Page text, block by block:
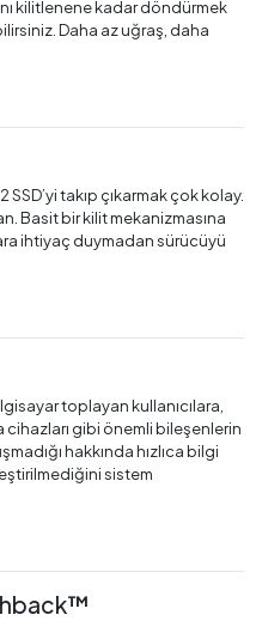
kilitlenene kadar döndürmek
Daha az uğraş, daha
takıp çıkarmak çok kolay.
Basit bir kilit mekanizmasına
ihtiyaç duymadan sürücüyü
toplayan kullanıcılara,
cihazları gibi önemli bileşenlerin
hakkında hızlıca bilgi
sistem